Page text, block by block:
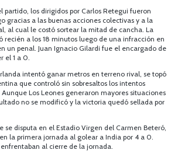
los dirigidos por Carlos Retegui fueron
gracias a las buenas acciones colectivas y a la
al cual le costó sortear la mitad de cancha. La
recién a los 18 minutos luego de una infracción en
un penal. Juan Ignacio Gilardi fue el encargado de
el 1 a 0.
intentó ganar metros en terreno rival, se topó
que controló sin sobresaltos los intentos
Aunque Los Leones generaron mayores situaciones
no se modificó y la victoria quedó sellada por
se disputa en el Estadio Virgen del Carmen Beteró,
la primera jornada al golear a India por 4 a 0.
al cierre de la jornada.